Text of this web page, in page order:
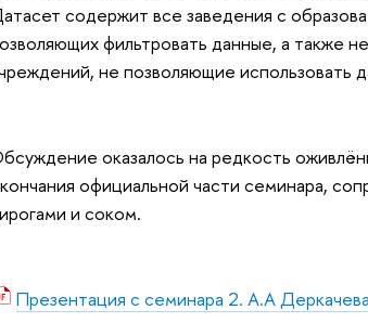
содержит все заведения с
фильтровать данные, а также
не позволяющие использовать
оказалось на редкость
официальной части семинара,
и соком.
Презентация с семинара 2. А.А Деркачева